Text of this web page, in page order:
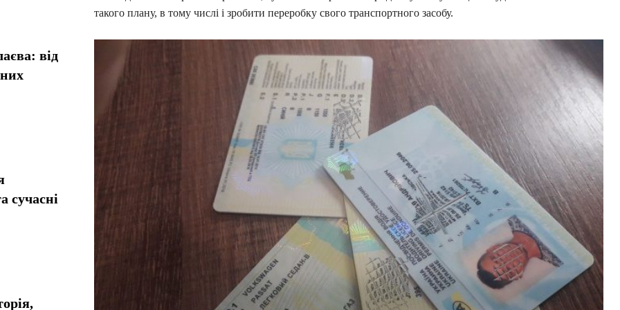
від
сучасні
такого плану, в тому числі і зробити переробку свого транспортного засобу.